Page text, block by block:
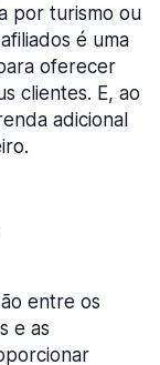
por turismo ou
é uma
oferecer
clientes. E, ao
adicional
entre os
e as